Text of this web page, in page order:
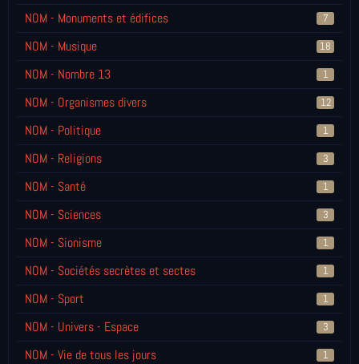
NOM - Monuments et édifices 7
NOM - Musique 18
NOM - Nombre 13 1
NOM - Organismes divers 12
NOM - Politique 1
NOM - Religions 3
NOM - Santé 1
NOM - Sciences 3
NOM - Sionisme 1
NOM - Sociétés secrètes et sectes 1
NOM - Sport 1
NOM - Univers - Espace 3
NOM - Vie de tous les jours 1